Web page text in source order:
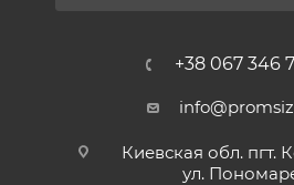
+38 067 346
Киевская обл. пгт.
ул.